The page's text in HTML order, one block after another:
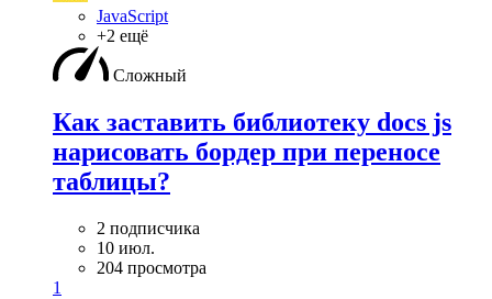
JavaScript
+2 ещё
Сложный
Как заставить библиотеку docs js
нарисовать бордер при переносе
таблицы?
2 подписчика
10 июл.
204 просмотра
1